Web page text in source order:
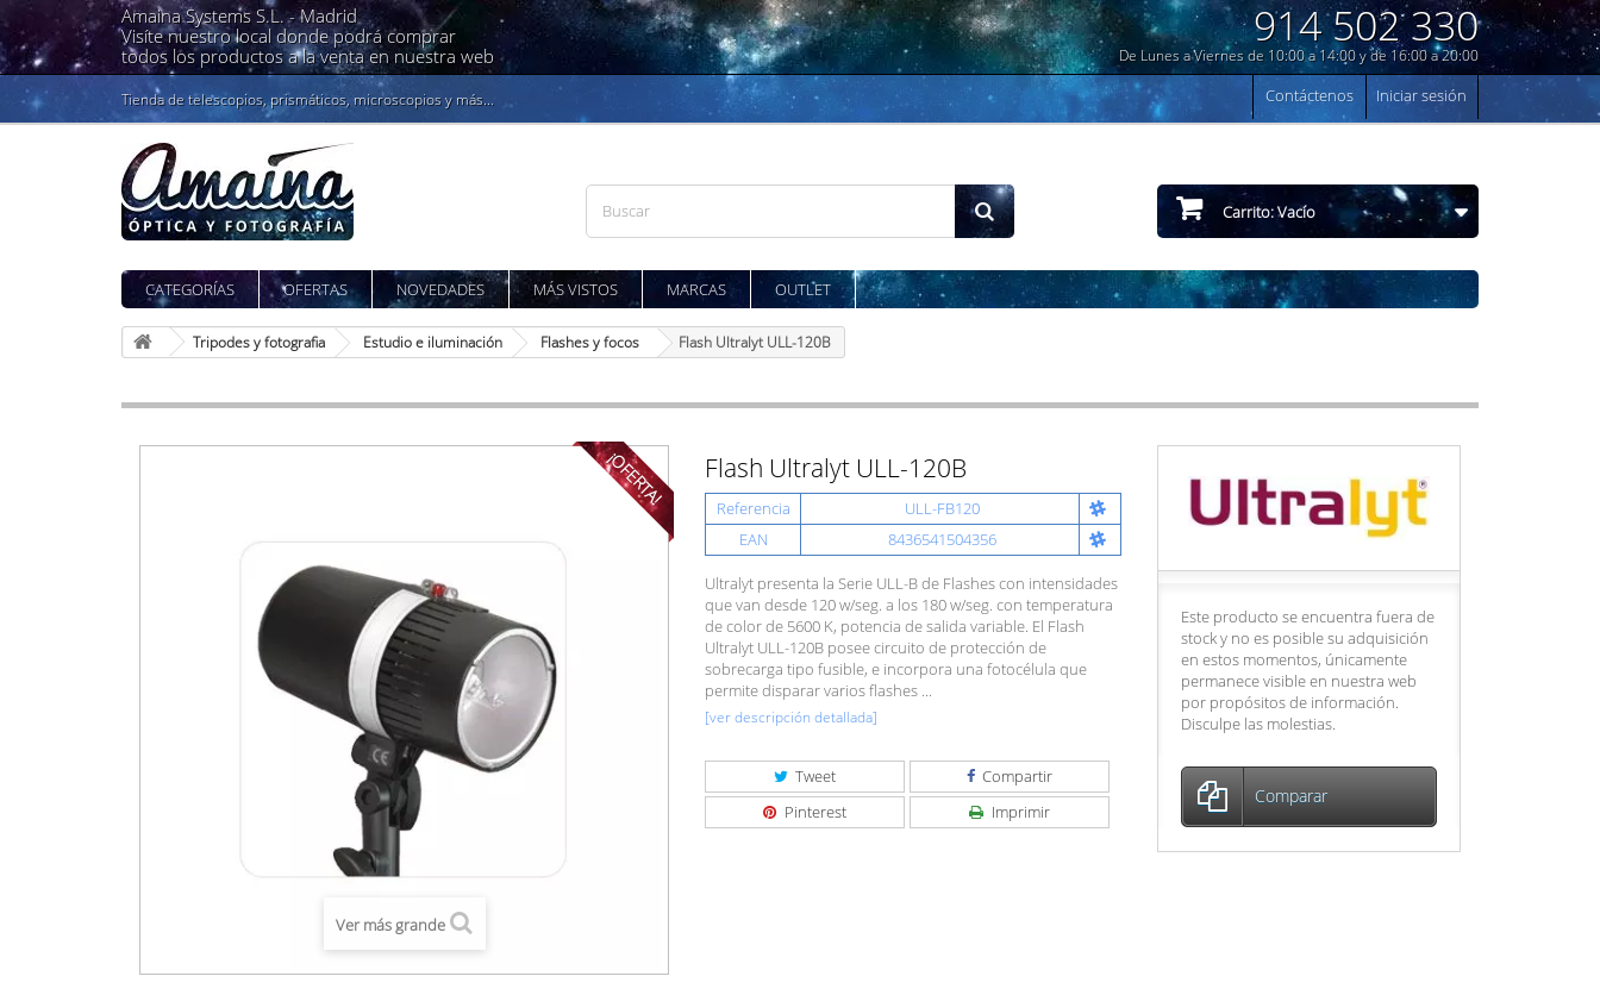
Amaina Systems S.L. -Madrid
Visíte nuestro local donde podrá comprar
todos los productos a la venta en nuestra web
914 502 330
De Lunes a Viernes de 10:00 a 14:00 y de 16:00 a 20:00
Iniciar sesión
Contáctenos
Tienda de telescopios, prismáticos, microscopios y más...
Carrito:Vacío
CATEGORÍAS OFERTAS NOVEDADES MÁS VISTOS MARCAS OUTLET
Tripodes y fotografia Estudio e iluminación Flashes y focos Flash Ultralyt ULL-120B
¡OFERTA!
Ver más grande
Flash Ultralyt ULL-120B
Referencia
ULL-FB120
EAN
8436541504356
Ultralyt presenta la Serie ULL-B de Flashes con intensidades
que van desde 120 w/seg. a los 180 w/seg. con temperatura
de color de 5600 K, potencia de salida variable. El Flash
Ultralyt ULL-120B posee circuito de protección de
sobrecarga tipo fusible, e incorpora una fotocélula que
permite disparar varios flashes ...
[ver descripción detallada]
Tweet
Compartir
Pinterest
Imprimir
Este producto se encuentra fuera de
stock y no es posible su adquisición
en estos momentos, únicamente
permanece visible en nuestra web
por propósitos de información.
Disculpe las molestias.
Comparar